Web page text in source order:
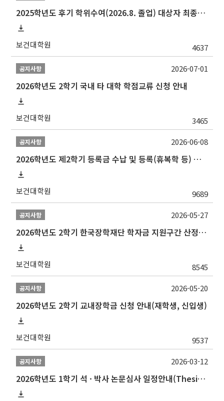
2025학년도 후기 학위수여(2026.8. 졸업) 대상자 최종인준 논문 제출 안내
보건대학원 4637
공지사항
2026학년도 2학기 국내 타 대학 학점교류 신청 안내
보건대학원 3465
2026-07-01
공지사항
2026학년도 제2학기 등록금 수납 및 등록(휴복학 등) 일정 안내
보건대학원 9689
2026-06-08
공지사항
2026학년도 2학기 한국장학재단 학자금 지원구간 산정 신청 안내
보건대학원 8545
2026-05-27
공지사항
2026학년도 2학기 교내장학금 신청 안내(재학생, 신입생)
보건대학원 9537
2026-05-20
공지사항
2026학년도 1학기 석 · 박사 논문심사 일정안내(Thesis Defense Schedules)
2026-03-12